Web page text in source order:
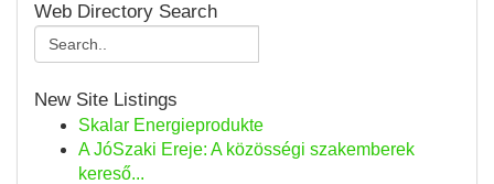
Web Directory Search
New Site Listings
Skalar Energieprodukte
A JóSzaki Ereje: A közösségi szakemberek
kereső...